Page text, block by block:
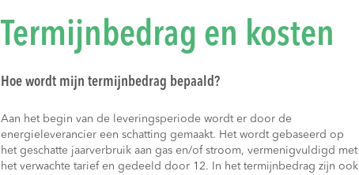
Termijnbedrag en kosten
Hoe wordt mijn termijnbedrag bepaald?
Aan het begin van de leveringsperiode wordt er door de
energieleverancier een schatting gemaakt. Het wordt gebaseerd op
het geschatte jaarverbruik aan gas en/of stroom, vermenigvuldigd met
het verwachte tarief en gedeeld door 12. In het termijnbedrag zijn ook